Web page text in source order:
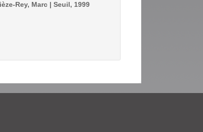
Rey, Marc | Seuil, 1999